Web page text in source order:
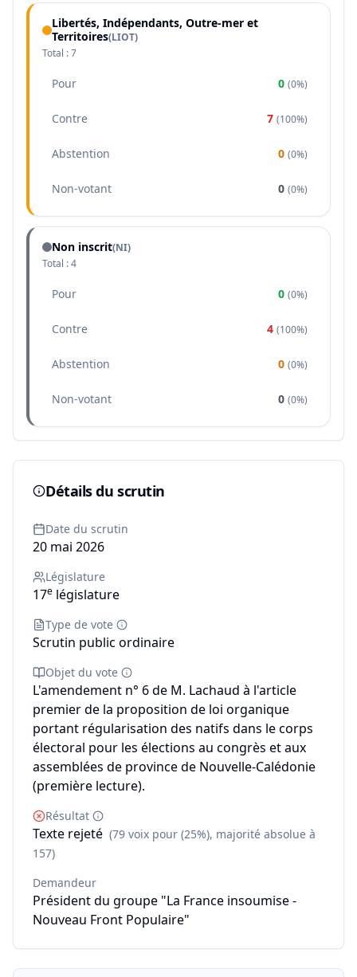
Libertés, Indépendants, Outre-mer et
Territoires(LIOT)
Total :7
Pour 0 (0%)
Contre 7 (100%)
Abstention 0 (0%)
Non-votant 0 (0%)
Non inscrit(NI)
Total :4
Pour 0 (0%)
Contre 4 (100%)
Abstention 0 (0%)
Non-votant 0 (0%)
Détails du scrutin
Date du scrutin
20 mai 2026
Législature
17e législature
Type de vote
Scrutin public ordinaire
Objet du vote
L'amendement n° 6 de M. Lachaud à l'article
premier de la proposition de loi organique
portant régularisation des natifs dans le corps
électoral pour les élections au congrès et aux
assemblées de province de Nouvelle-Calédonie
(première lecture).
Résultat
Texte rejeté (79 voix pour (25%), majorité absolue à
157)
Demandeur
Président du groupe "La France insoumise -
Nouveau Front Populaire"